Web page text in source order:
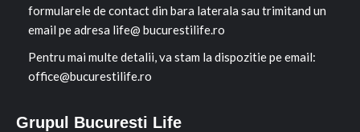
formularele de contact din bara laterala sau trimitand un
email pe adresa life@ bucurestilife.ro
Pentru mai multe detalii, va stam la dispozitie pe email:
office@bucurestilife.ro
Grupul Bucuresti Life